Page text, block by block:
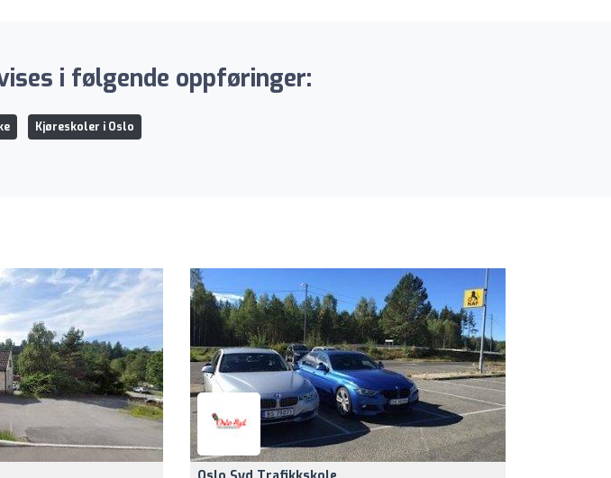
i følgende oppføringer:
Kjøreskoler i Oslo